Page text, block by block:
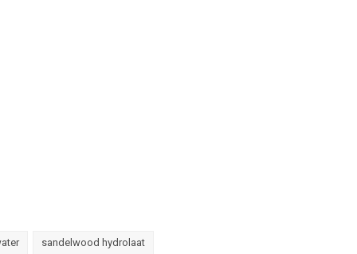
sandelwood hydrolaat